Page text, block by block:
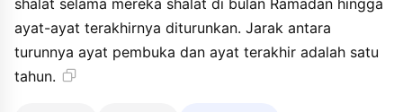
shalat selama mereka shalat di bulan Ramadan hingga
ayat-ayat terakhirnya diturunkan. Jarak antara
turunnya ayat pembuka dan ayat terakhir adalah satu
tahun.